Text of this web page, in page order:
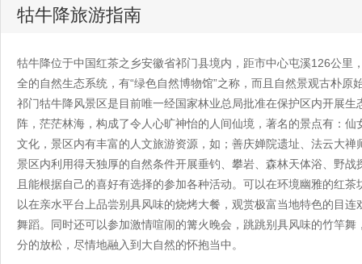
牯牛降旅游指南
牯牛降位于中国红茶之乡安徽省祁门县境内，距市中心屯溪126公
全的自然生态系统，有“绿色自然博物馆”之称，而且自然景观古朴原
祁门牯牛降风景区是目前唯一经国家林业总局批准在保护区内开展
阵，茫茫林海，构成了令人心旷神怡的人间仙境，著名的景点有：
文化，景区内有丰富的人文旅游资源，如；善庆婵院遗址、法云大
景区内利用得天独厚的自然条件开展垂钓、攀岩、森林天体浴、野
且能根据自己的喜好有选择的参加各种活动。可以在环境幽雅的红
以在亲水平台上品尝别具风味的烧烤大餐，观赏极富当地特色的目
舞蹈。同时还可以参加激情喧闹的篝火晚会，跳跳别具风味的竹竿
分的放松，尽情地融入到大自然的怀抱当中。